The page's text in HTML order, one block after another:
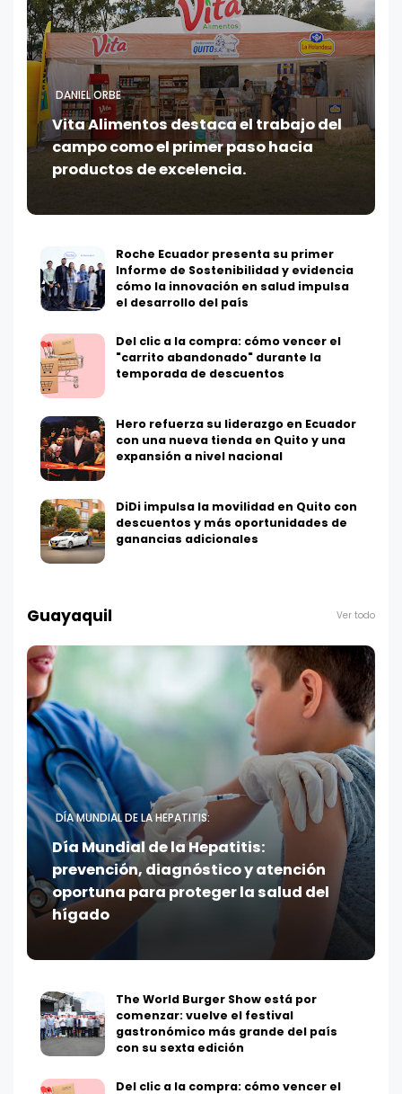
DANIEL ORBE
Vita Alimentos destaca el trabajo del
campo como el primer paso hacia
productos de excelencia.
Roche Ecuador presenta su primer
Informe de Sostenibilidad y evidencia
cómo la innovación en salud impulsa
el desarrollo del país
Del clic a la compra: cómo vencer el
"carrito abandonado" durante la
temporada de descuentos
Hero refuerza su liderazgo en Ecuador
con una nueva tienda en Quito y una
expansión a nivel nacional
DiDi impulsa la movilidad en Quito con
descuentos y más oportunidades de
ganancias adicionales
Guayaquil Ver todo
DÍA MUNDIAL DE LA HEPATITIS:
Día Mundial de la Hepatitis:
prevención, diagnóstico y atención
oportuna para proteger la salud del
hígado
The World Burger Show está por
comenzar: vuelve el festival
gastronómico más grande del país
con su sexta edición
Del clic a la compra: cómo vencer el